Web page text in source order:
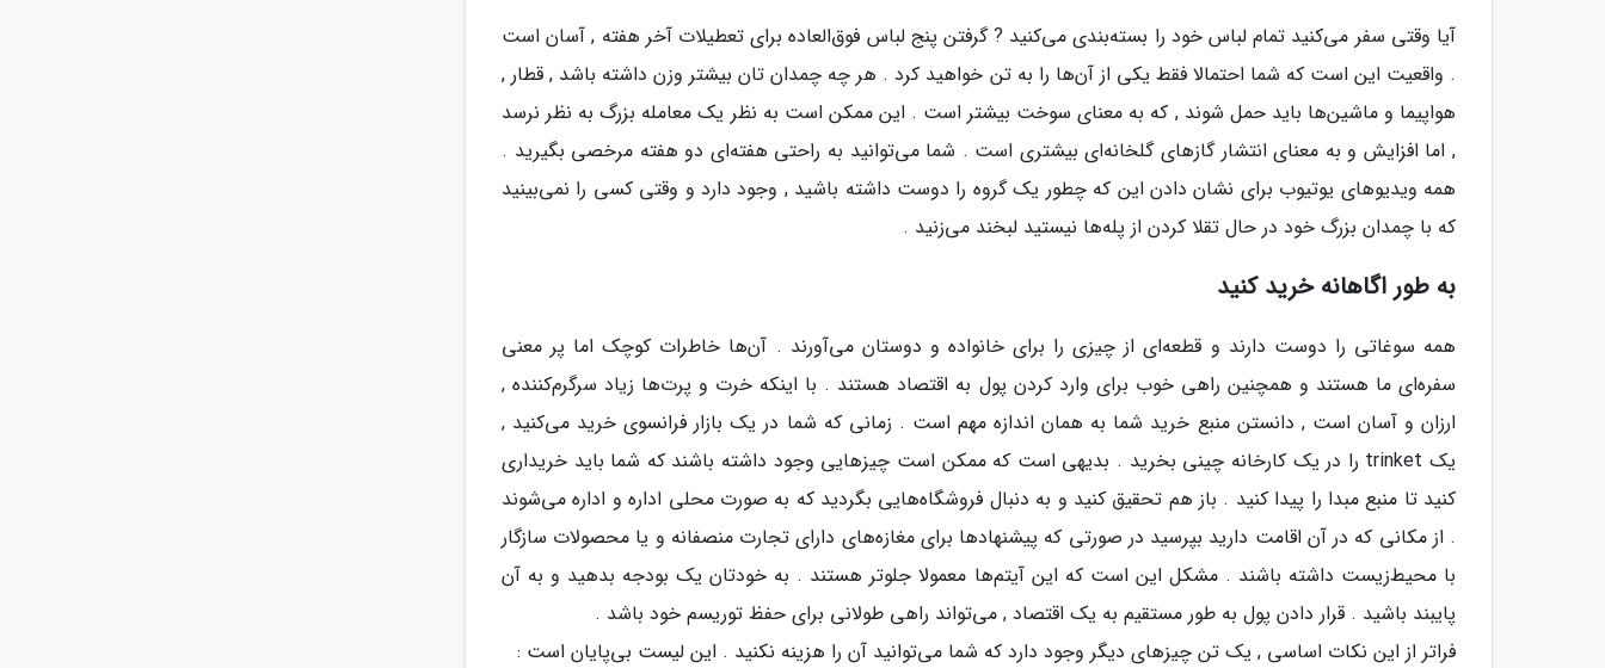
آیا وقتی سفر می‌کنید تمام لباس خود را بسته‌بندی می‌کنید ? گرفتن پنج لباس فوق‌العاده برای تعطیلات آخر هفته , آسان است
. واقعیت این است که شما احتمالا فقط یکی از آن‌ها را به تن خواهید کرد . هر چه چمدان تان بیشتر وزن داشته باشد , قطار ,
هواپیما و ماشین‌ها باید حمل شوند , که به معنای سوخت بیشتر است . این ممکن است به نظر یک معامله بزرگ به نظر نرسد
, اما افزایش و به معنای انتشار گازهای گلخانه‌ای بیشتری است . شما می‌توانید به راحتی هفته‌ای دو هفته مرخصی بگیرید .
همه ویدیوهای یوتیوب برای نشان دادن این که چطور یک گروه را دوست داشته باشید , وجود دارد و وقتی کسی را نمی‌بینید
که با چمدان بزرگ خود در حال تقلا کردن از پله‌ها نیستید لبخند می‌زنید .
به طور اگاهانه خرید کنید
همه سوغاتی را دوست دارند و قطعه‌ای از چیزی را برای خانواده و دوستان می‌آورند . آن‌ها خاطرات کوچک اما پر معنی
سفره‌ای ما هستند و همچنین راهی خوب برای وارد کردن پول به اقتصاد هستند . با اینکه خرت و پرت‌ها زیاد سرگرم‌کننده ,
ارزان و آسان است , دانستن منبع خرید شما به همان اندازه مهم است . زمانی که شما در یک بازار فرانسوی خرید می‌کنید ,
یک trinket را در یک کارخانه چینی بخرید . بدیهی است که ممکن است چیزهایی وجود داشته باشند که شما باید خریداری
کنید تا منبع مبدا را پیدا کنید . باز هم تحقیق کنید و به دنبال فروشگاه‌هایی بگردید که به صورت محلی اداره و اداره می‌شوند
. از مکانی که در آن اقامت دارید بپرسید در صورتی که پیشنهادها برای مغازه‌های دارای تجارت منصفانه و یا محصولات سازگار
با محیط‌زیست داشته باشند . مشکل این است که این آیتم‌ها معمولا جلوتر هستند . به خودتان یک بودجه بدهید و به آن
پایبند باشید . قرار دادن پول به طور مستقیم به یک اقتصاد , می‌تواند راهی طولانی برای حفظ توریسم خود باشد .
فراتر از این نکات اساسی , یک تن چیزهای دیگر وجود دارد که شما می‌توانید آن را هزینه نکنید . این لیست بی‌پایان است :